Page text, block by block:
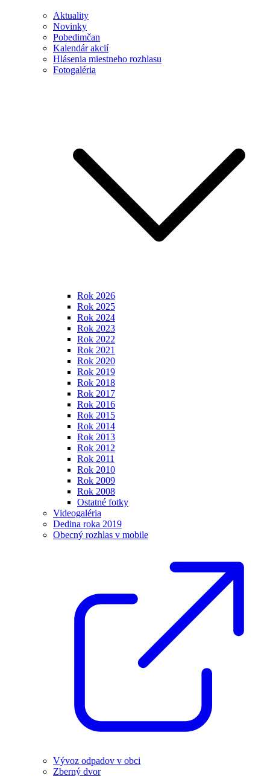
Aktuality
Novinky
Pobedimčan
Kalendár akcií
Hlásenia miestneho rozhlasu
Fotogaléria
Rok 2026
Rok 2025
Rok 2024
Rok 2023
Rok 2022
Rok 2021
Rok 2020
Rok 2019
Rok 2018
Rok 2017
Rok 2016
Rok 2015
Rok 2014
Rok 2013
Rok 2012
Rok 2011
Rok 2010
Rok 2009
Rok 2008
Ostatné fotky
Videogaléria
Dedina roka 2019
Obecný rozhlas v mobile
Vývoz odpadov v obci
Zberný dvor